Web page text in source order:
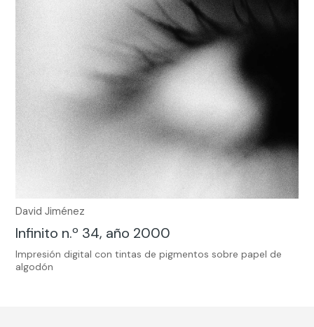
David Jiménez
Infinito n.º 34, año 2000
Impresión digital con tintas de pigmentos sobre papel de
algodón